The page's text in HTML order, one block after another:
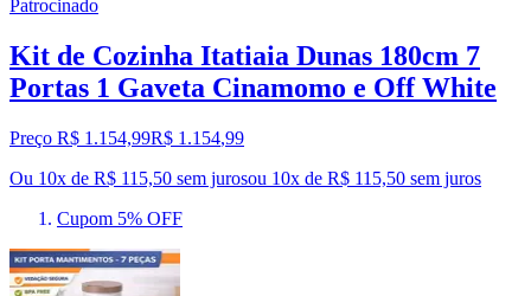
Patrocinado
Kit de Cozinha Itatiaia Dunas 180cm 7
Portas 1 Gaveta Cinamomo e Off White
Preço R$ 1.154,99R$ 1.154,99
Ou 10x de R$ 115,50 sem jurosou 10x de R$ 115,50 sem juros
Cupom 5% OFF